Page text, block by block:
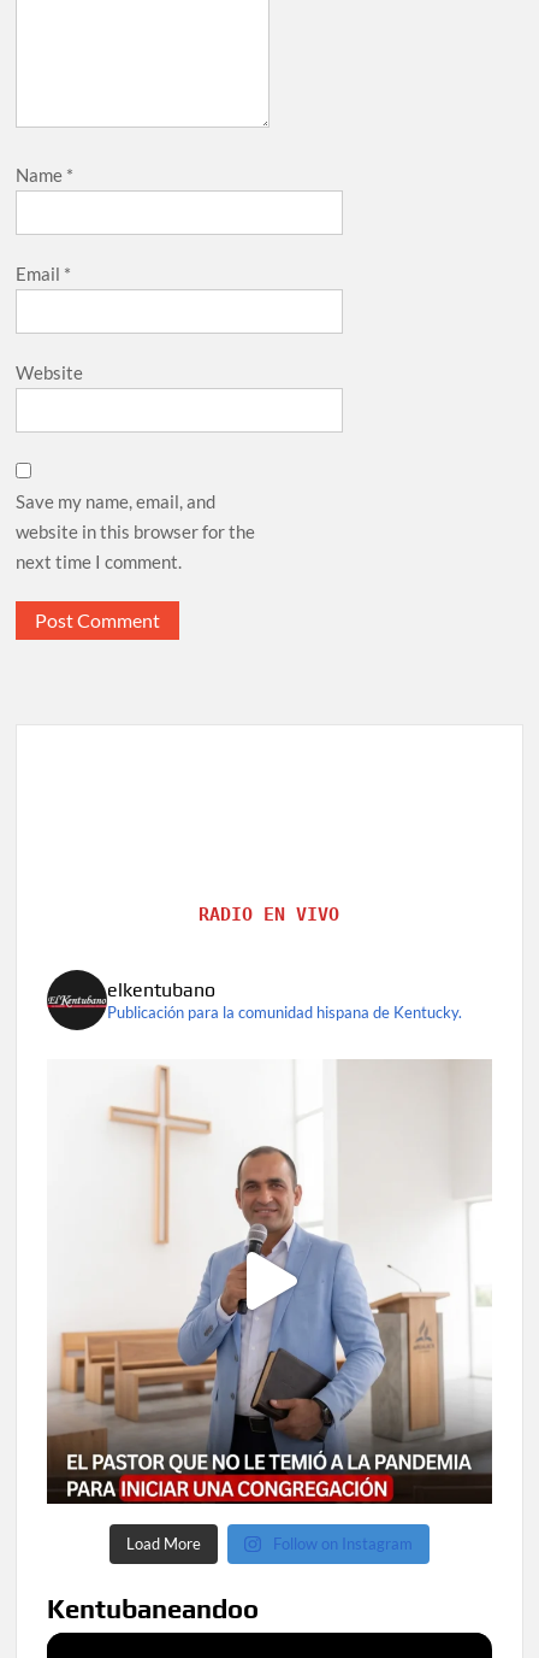
Name *
Email *
Website
Save my name, email, and
website in this browser for the
next time I comment.
RADIO EN VIVO
elkentubano
Publicación para la comunidad hispana de Kentucky.
Load More Follow on Instagram
Kentubaneandoo